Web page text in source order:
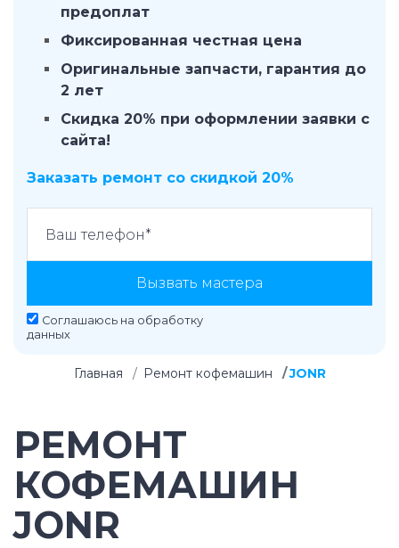
предоплат
Фиксированная честная цена
Оригинальные запчасти, гарантия до
2 лет
Скидка 20% при оформлении заявки с
сайта!
Заказать ремонт со скидкой 20%
Вызвать мастера
Соглашаюсь на обработку
данных
Главная Ремонт кофемашин JONR
РЕМОНТ
КОФЕМАШИН
JONR